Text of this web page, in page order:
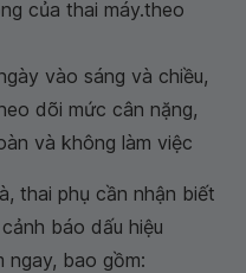
của thai máy.theo
vào sáng và chiều,
dõi mức cân nặng,
và không làm việc
thai phụ cần nhận biết
báo dấu hiệu
ngay, bao gồm: